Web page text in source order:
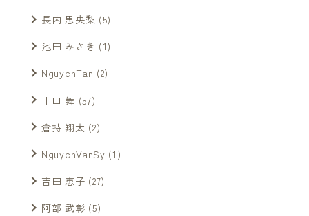
長内 思央梨 (5)
池田 みさき (1)
NguyenTan (2)
山口 舞 (57)
倉持 翔太 (2)
NguyenVanSy (1)
吉田 恵子 (27)
阿部 武彰 (5)